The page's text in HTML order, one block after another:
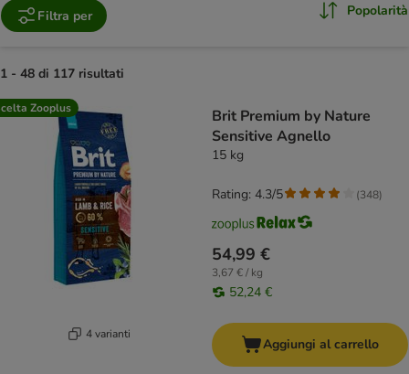
Filtra per Popolarità
1 - 48 di 117 risultati
product items have been changed
Zooplus
4 varianti
Brit Premium by Nature
Sensitive Agnello
15 kg
54,99 €
3,67 € / kg
52,24 €
Rating: 4.3/5 (348)
Aggiungi al carrello